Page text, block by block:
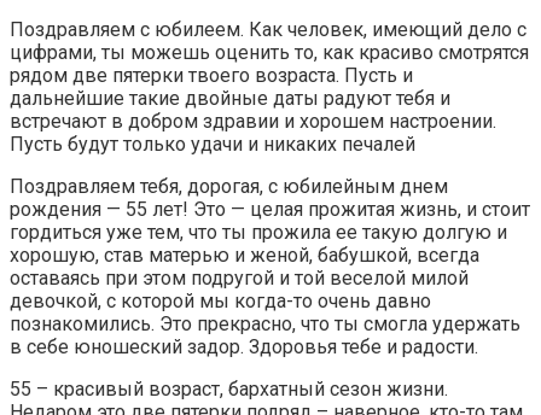
Поздравляем с юбилеем. Как человек, имеющий дело с
цифрами, ты можешь оценить то, как красиво смотрятся
рядом две пятерки твоего возраста. Пусть и
дальнейшие такие двойные даты радуют тебя и
встречают в добром здравии и хорошем настроении.
Пусть будут только удачи и никаких печалей
Поздравляем тебя, дорогая, с юбилейным днем
рождения — 55 лет! Это — целая прожитая жизнь, и стоит
гордиться уже тем, что ты прожила ее такую долгую и
хорошую, став матерью и женой, бабушкой, всегда
оставаясь при этом подругой и той веселой милой
девочкой, с которой мы когда-то очень давно
познакомились. Это прекрасно, что ты смогла удержать
в себе юношеский задор. Здоровья тебе и радости.
55 – красивый возраст, бархатный сезон жизни.